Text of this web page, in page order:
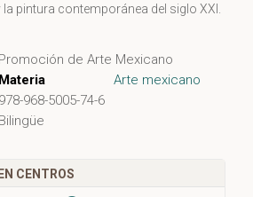
pintura contemporánea del siglo XXI.
Promoción de Arte Mexicano
Materia
Arte mexicano
978-968-5005-74-6
Bilingüe
CENTROS